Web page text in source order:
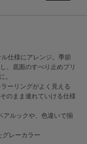
仕様にアレンジ。季節
、底面のすべり止めプリ
。
ーリングがよく見える
のまま連れていける仕様
ルックや、色違いで揃
グレーカラー